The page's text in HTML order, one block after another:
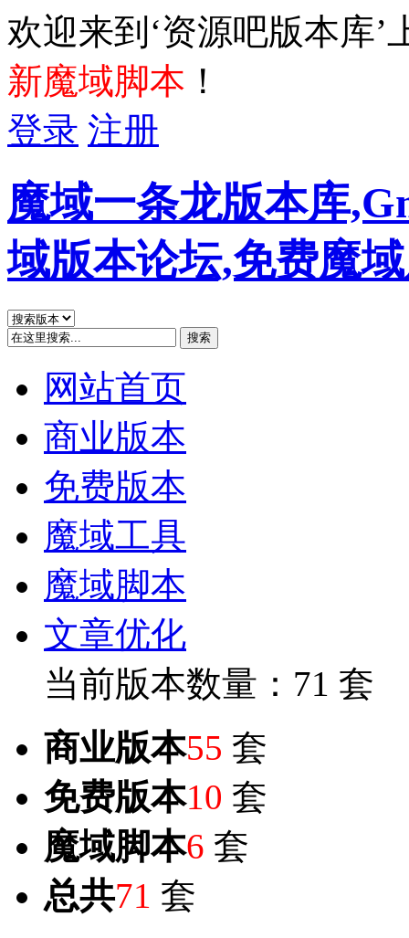
欢迎来到‘资源吧版本库
新魔域脚本 ！
登录 注册
魔域一条龙版本库
域版本论坛,免费魔
搜索
网站首页
商业版本
免费版本
魔域工具
魔域脚本
文章优化
当前版本数量：71 套
商业版本55 套
免费版本10 套
魔域脚本6 套
总共71 套